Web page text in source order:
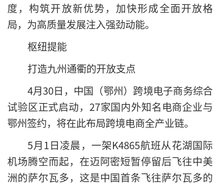
度，构筑开放新优势，加快形成全面开放格
局，为高质量发展注入强劲动能。
枢纽提能
打造九州通衢的开放支点
4月30日，中国（鄂州）跨境电子商务综合
试验区正式启动，27家国内外知名电商企业与
鄂州签约，将在此布局跨境电商全产业链。
5月1日凌晨，一架K4865航班从花湖国际
机场腾空而起，在迈阿密短暂停留后飞往中美
洲的萨尔瓦多，这是中国首条飞往萨尔瓦多的